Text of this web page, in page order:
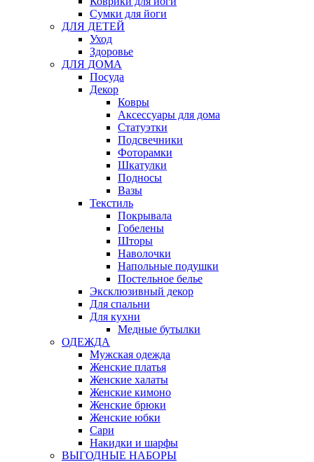
Сумки для йоги
ДЛЯ ДЕТЕЙ
Уход
Здоровье
ДЛЯ ДОМА
Посуда
Декор
Ковры
Аксессуары для дома
Статуэтки
Подсвечники
Фоторамки
Шкатулки
Подносы
Вазы
Текстиль
Покрывала
Гобелены
Шторы
Наволочки
Напольные подушки
Постельное белье
Эксклюзивный декор
Для спальни
Для кухни
Медные бутылки
ОДЕЖДА
Мужская одежда
Женские платья
Женские халаты
Женские кимоно
Женские брюки
Женские юбки
Сари
Накидки и шарфы
ВЫГОДНЫЕ НАБОРЫ